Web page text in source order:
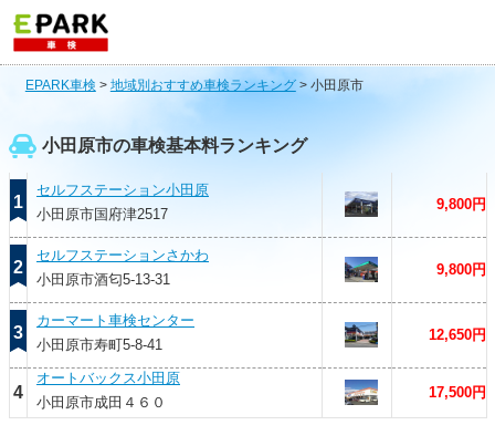
EPARK車検 > 地域別おすすめ車検ランキング> 小田原市
小田原市の車検基本料ランキング
1
セルフステーション小田原
小田原市国府津2517
9,800円
2
セルフステーションさかわ
小田原市酒匂5-13-31
9,800円
3
カーマート車検センター
小田原市寿町5-8-41
12,650円
4
オートバックス小田原
小田原市成田４６０
17,500円